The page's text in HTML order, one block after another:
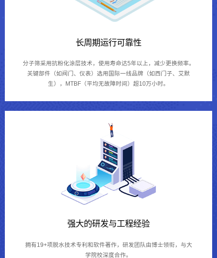
长周期运行可靠性
分子筛采用抗粉化涂层技术，使用寿命达5年以上，减少更换频率。
关键部件（如阀门、仪表）选用国际一线品牌（如西门子、艾默
生），MTBF（平均无故障时间）超10万小时。
强大的研发与工程经验
拥有19+项脱水技术专利和软件著作，研发团队由博士领衔，与大
学院校深度合作。